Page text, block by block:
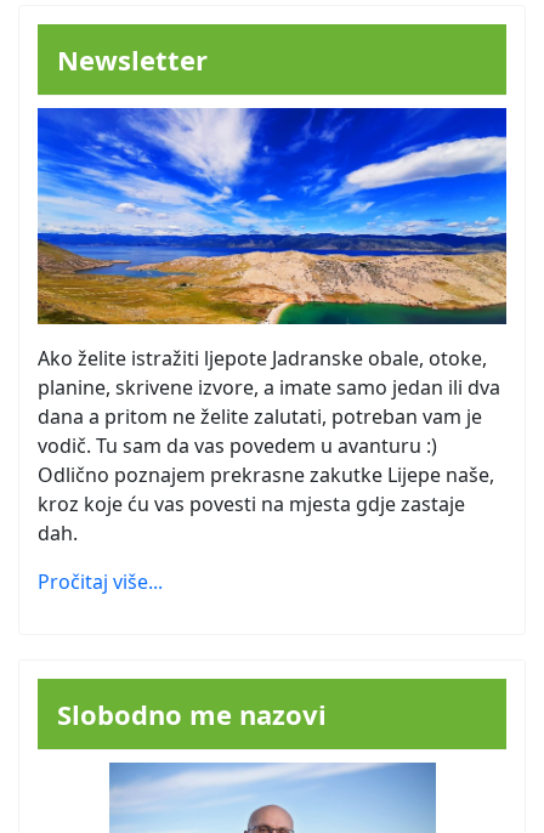
Newsletter
Ako želite istražiti ljepote Jadranske obale, otoke,
planine, skrivene izvore, a imate samo jedan ili dva
dana a pritom ne želite zalutati, potreban vam je
vodič. Tu sam da vas povedem u avanturu :)
Odlično poznajem prekrasne zakutke Lijepe naše,
kroz koje ću vas povesti na mjesta gdje zastaje
dah.
Pročitaj više...
Slobodno me nazovi